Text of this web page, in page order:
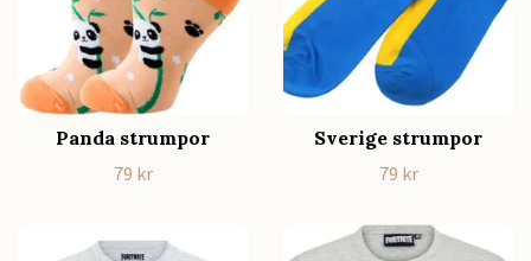
Panda strumpor
79 kr
Sverige strumpor
79 kr